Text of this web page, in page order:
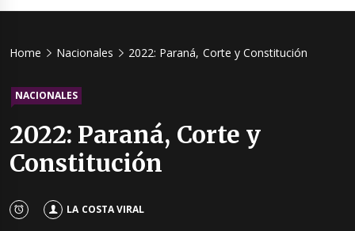
Home Nacionales 2022: Paraná, Corte y Constitución
NACIONALES
2022: Paraná, Corte y
Constitución
LA COSTA VIRAL